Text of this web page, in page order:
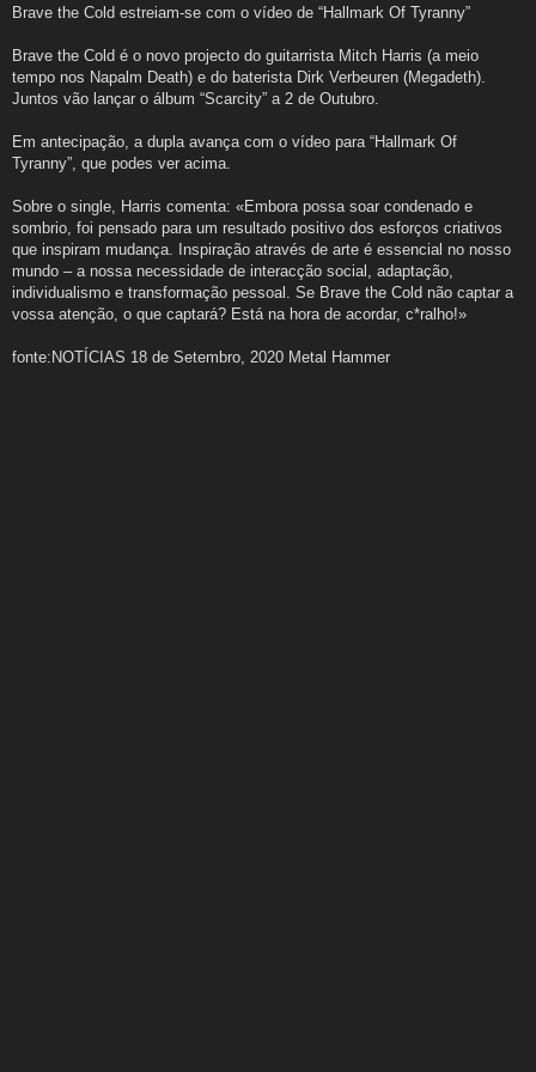
e
n
a
g
e
m
Brave the Cold estreiam-se com o vídeo de “Hallmark Of Tyranny”
Brave the Cold é o novo projecto do guitarrista Mitch Harris (a meio
tempo nos Napalm Death) e do baterista Dirk Verbeuren (Megadeth).
Juntos vão lançar o álbum “Scarcity” a 2 de Outubro.
Em antecipação, a dupla avança com o vídeo para “Hallmark Of
Tyranny”, que podes ver acima.
Sobre o single, Harris comenta: «Embora possa soar condenado e
sombrio, foi pensado para um resultado positivo dos esforços criativos
que inspiram mudança. Inspiração através de arte é essencial no nosso
mundo – a nossa necessidade de interacção social, adaptação,
individualismo e transformação pessoal. Se Brave the Cold não captar a
vossa atenção, o que captará? Está na hora de acordar, c*ralho!»
fonte:NOTÍCIAS 18 de Setembro, 2020 Metal Hammer